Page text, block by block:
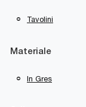
Tavolini
Materiale
In Gres